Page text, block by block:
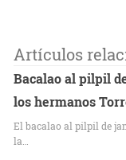
Artículos
Bacalao al pilpil
los hermanos
El bacalao al pilpil de
la…